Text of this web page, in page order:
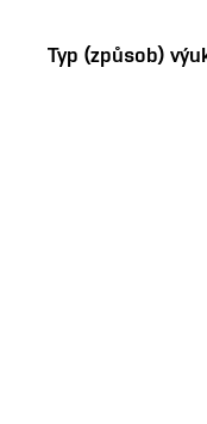
Typ (způsob)